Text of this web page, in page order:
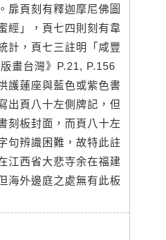
扉頁刻有釋迦摩尼佛圖
經」，頁七四則刻有韋
計，頁七三註明「咸豐
畫台灣》P.21, P.156
護蓮座與藍色或紫色書
出頁八十左側牌記，但
刻板封面，而頁八十左
句辨識困難，故特此註
江西省大悲寺余在福建
海外邊庭之處無有此板